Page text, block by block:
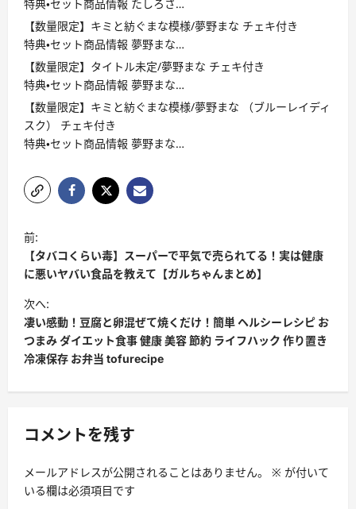
特典・セット商品情報 たしろさ…
【数量限定】キミと紡ぐまな模様/夢野まな チェキ付き
特典・セット商品情報 夢野まな…
【数量限定】タイトル未定/夢野まな チェキ付き
特典・セット商品情報 夢野まな…
【数量限定】キミと紡ぐまな模様/夢野まな （ブルーレイディ
スク） チェキ付き
特典・セット商品情報 夢野まな…
投
稿
ナ
ビ
ゲ
ー
ン
前:
【タバコくらい毒】スーパーで平気で売られてる！実は健康
に悪いヤバい食品を教えて【ガルちゃんまとめ】
次へ:
凄い感動！豆腐と卵混ぜて焼くだけ！簡単 ヘルシーレシピ お
つまみ ダイエット食事 健康 美容 節約 ライフハック 作り置き
冷凍保存 お弁当 tofurecipe
コメントを残す
メールアドレスが公開されることはありません。 ※ が付いて
いる欄は必須項目です